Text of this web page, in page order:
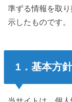
準ずる情報を取
示したものです。
1．基本方針